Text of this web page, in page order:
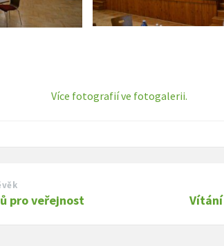
Více fotografií ve fotogalerii.
pro veřejnost